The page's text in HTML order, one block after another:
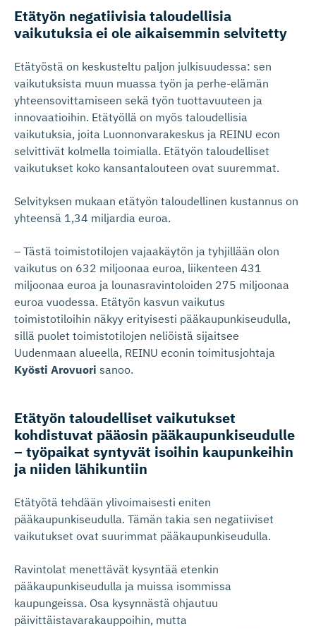
Etätyön negatiivisia taloudellisia
vaikutuksia ei ole aikaisemmin selvitetty
Etätyöstä on keskusteltu paljon julkisuudessa: sen
vaikutuksista muun muassa työn ja perhe-elämän
yhteensovittamiseen sekä työn tuottavuuteen ja
innovaatioihin. Etätyöllä on myös taloudellisia
vaikutuksia, joita Luonnonvarakeskus ja REINU econ
selvittivät kolmella toimialla. Etätyön taloudelliset
vaikutukset koko kansantalouteen ovat suuremmat.
Selvityksen mukaan etätyön taloudellinen kustannus on
yhteensä 1,34 miljardia euroa.
– Tästä toimistotilojen vajaakäytön ja tyhjillään olon
vaikutus on 632 miljoonaa euroa, liikenteen 431
miljoonaa euroa ja lounasravintoloiden 275 miljoonaa
euroa vuodessa. Etätyön kasvun vaikutus
toimistotiloihin näkyy erityisesti pääkaupunkiseudulla,
sillä puolet toimistotilojen neliöistä sijaitsee
Uudenmaan alueella, REINU econin toimitusjohtaja
Kyösti Arovuori sanoo.
Etätyön taloudelliset vaikutukset
kohdistuvat pääosin pääkaupun­ki­seudulle
– työpaikat syntyvät isoihin kaupunkeihin
ja niiden lähikuntiin
Etätyötä tehdään ylivoimaisesti eniten
pääkaupunkiseudulla. Tämän takia sen negatiiviset
vaikutukset ovat suurimmat pääkaupunkiseudulla.
Ravintolat menettävät kysyntää etenkin
pääkaupunkiseudulla ja muissa isommissa
kaupungeissa. Osa kysynnästä ohjautuu
päivittäistavarakauppoihin, mutta